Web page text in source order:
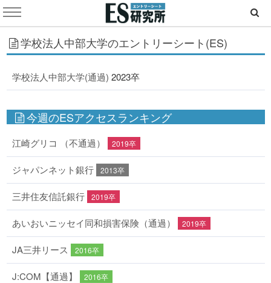
学校法人中部大学のエントリーシート(ES)
学校法人中部大学(通過) 2023卒
今週のESアクセスランキング
江崎グリコ （不通過） 2019卒
ジャパンネット銀行 2013卒
三井住友信託銀行 2019卒
あいおいニッセイ同和損害保険（通過） 2019卒
JA三井リース 2016卒
J:COM【通過】 2016卒